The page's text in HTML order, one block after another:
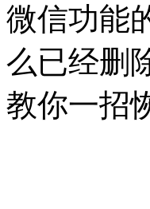
微信功能
么已经删
教你一招